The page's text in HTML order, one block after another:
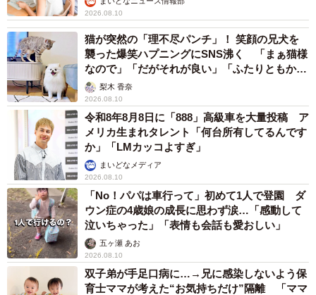
2026.08.10
猫が突然の「理不尽パンチ」！ 笑顔の兄犬を
襲った爆笑ハプニングにSNS沸く 「まぁ猫様
なので」「だがそれが良い」「ふたりともかわ
いいね」
梨木 香奈
2026.08.10
令和8年8月8日に「888」高級車を大量投稿 ア
メリカ生まれタレント「何台所有してるんです
か」「LMカッコよすぎ」
まいどなメディア
2026.08.10
「No！パパは車行って」初めて1人で登園 ダ
ウン症の4歳娘の成長に思わず涙…「感動して
泣いちゃった」「表情も会話も愛おしい」
五ヶ瀬 あお
2026.08.10
双子弟が手足口病に…→兄に感染しないよう保
育士ママが考えた“お気持ちだけ”隔離 「ママ